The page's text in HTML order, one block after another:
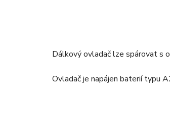
Dálkový ovladač lze spárovat s
Ovladač je napájen baterií typu